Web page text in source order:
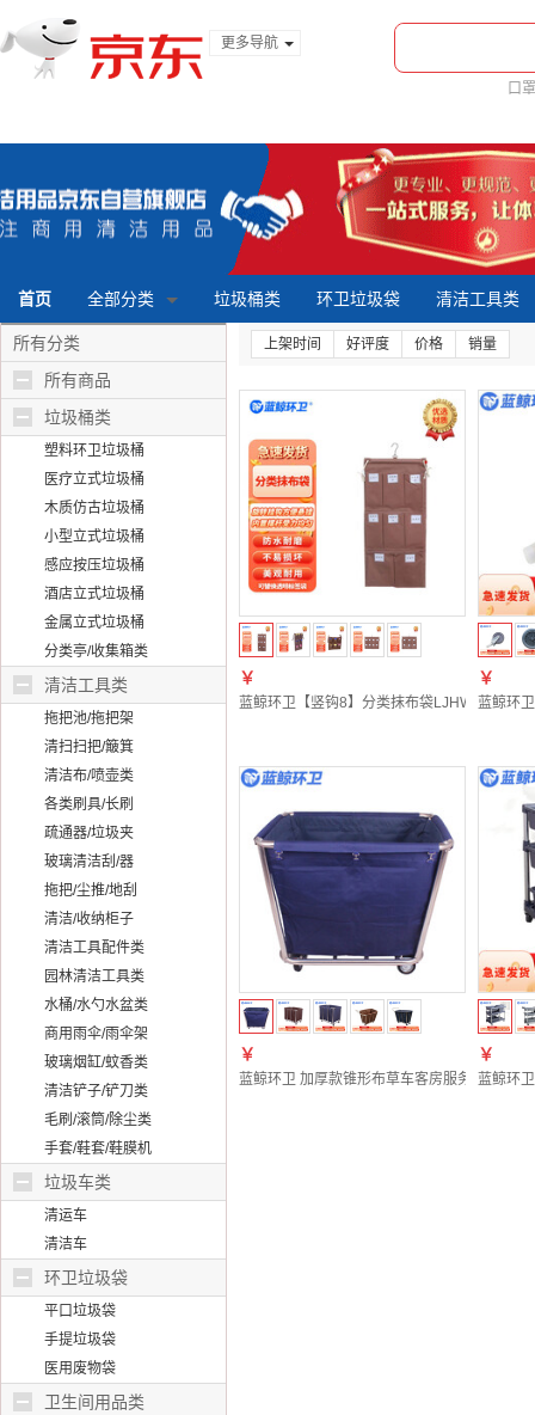
更多导航
口罩
首页 全部分类 垃圾桶类 环卫垃圾袋 清洁工具类
所有分类
所有商品
垃圾桶类
塑料环卫垃圾桶
医疗立式垃圾桶
木质仿古垃圾桶
小型立式垃圾桶
感应按压垃圾桶
酒店立式垃圾桶
金属立式垃圾桶
分类亭/收集箱类
清洁工具类
拖把池/拖把架
清扫扫把/簸箕
清洁布/喷壶类
各类刷具/长刷
疏通器/垃圾夹
玻璃清洁刮/器
拖把/尘推/地刮
清洁/收纳柜子
清洁工具配件类
园林清洁工具类
水桶/水勺水盆类
商用雨伞/雨伞架
玻璃烟缸/蚊香类
清洁铲子/铲刀类
毛刷/滚筒/除尘类
手套/鞋套/鞋膜机
垃圾车类
清运车
清洁车
环卫垃圾袋
平口垃圾袋
手提垃圾袋
医用废物袋
卫生间用品类
上架时间 好评度 价格 销量
￥
蓝鲸环卫【竖钩8】分类抹布袋LJHW-9274
￥
蓝鲸环
￥
蓝鲸环卫 加厚款锥形布草车客房服务车酒店
￥
蓝鲸环